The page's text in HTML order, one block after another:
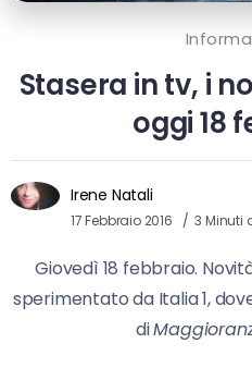
Stasera in tv, i
oggi 18
Irene Natali
17 Febbraio 2016 3 Minuti
Giovedì 18 febbraio.
sperimentato da Italia 1,
di